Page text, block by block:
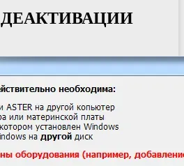
ДЕАКТИВАЦИИ